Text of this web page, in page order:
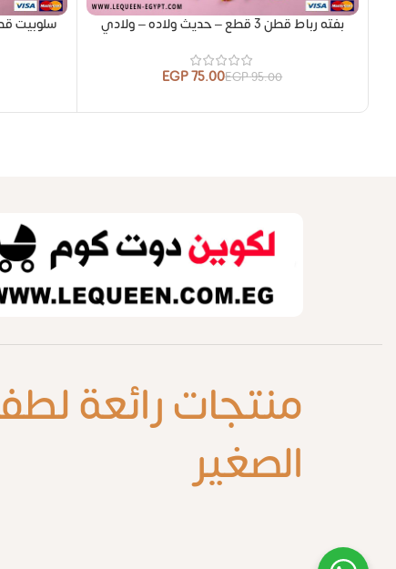
بفته رباط قطن 3 قطع – حديث ولاده – ولادي
95.00
EGP
75.00
EGP
منتجات رائعة
الصغير